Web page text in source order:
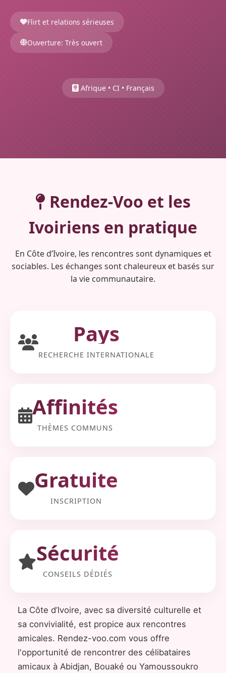
Flirt et relations sérieuses
Ouverture: Très ouvert
Afrique • CI • Français
Rendez-Voo et les
Ivoiriens en pratique
En Côte d’Ivoire, les rencontres sont dynamiques et
sociables. Les échanges sont chaleureux et basés sur
la vie communautaire.
Pays
RECHERCHE INTERNATIONALE
Affinités
THÈMES COMMUNS
Gratuite
INSCRIPTION
Sécurité
CONSEILS DÉDIÉS
La Côte d’Ivoire, avec sa diversité culturelle et
sa convivialité, est propice aux rencontres
amicales. Rendez-voo.com vous offre
l'opportunité de rencontrer des célibataires
amicaux à Abidjan, Bouaké ou Yamoussoukro